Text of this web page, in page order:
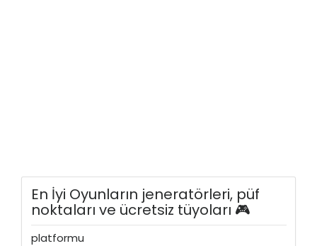
En İyi Oyunların jeneratörleri, püf
noktaları ve ücretsiz tüyoları 🎮
platformu